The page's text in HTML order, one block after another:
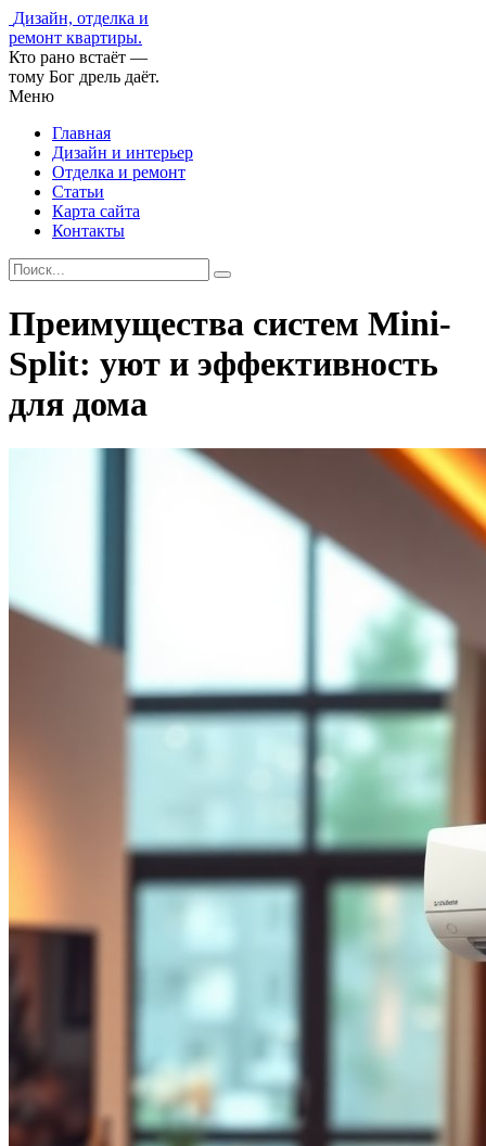
Дизайн, отделка и
ремонт квартиры.
Кто рано встаёт —
тому Бог дрель даёт.
Меню
Главная
Дизайн и интерьер
Отделка и ремонт
Статьи
Карта сайта
Контакты
Преимущества систем Mini-
Split: уют и эффективность
для дома